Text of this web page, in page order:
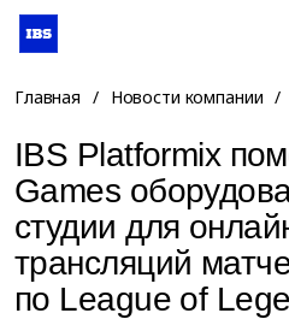
Главная / Новости компании /
IBS Platformix
Games
студии для
трансляций
по League of